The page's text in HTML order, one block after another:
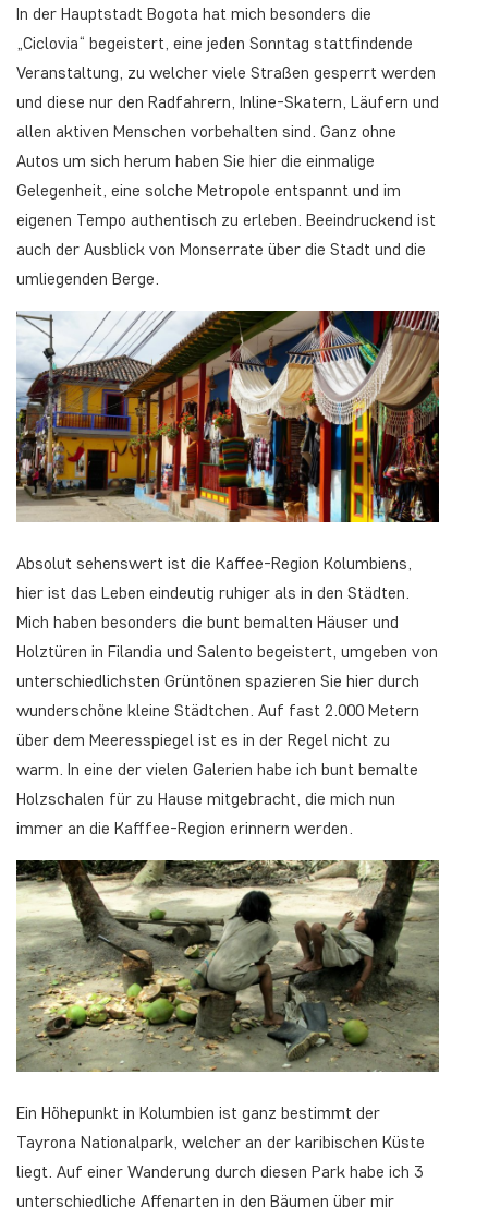
In der Hauptstadt Bogota hat mich besonders die
„Ciclovia“ begeistert, eine jeden Sonntag stattfindende
Veranstaltung, zu welcher viele Straßen gesperrt werden
und diese nur den Radfahrern, Inline-Skatern, Läufern und
allen aktiven Menschen vorbehalten sind. Ganz ohne
Autos um sich herum haben Sie hier die einmalige
Gelegenheit, eine solche Metropole entspannt und im
eigenen Tempo authentisch zu erleben. Beeindruckend ist
auch der Ausblick von Monserrate über die Stadt und die
umliegenden Berge.
Absolut sehenswert ist die Kaffee-Region Kolumbiens,
hier ist das Leben eindeutig ruhiger als in den Städten.
Mich haben besonders die bunt bemalten Häuser und
Holztüren in Filandia und Salento begeistert, umgeben von
unterschiedlichsten Grüntönen spazieren Sie hier durch
wunderschöne kleine Städtchen. Auf fast 2.000 Metern
über dem Meeresspiegel ist es in der Regel nicht zu
warm. In eine der vielen Galerien habe ich bunt bemalte
Holzschalen für zu Hause mitgebracht, die mich nun
immer an die Kafffee-Region erinnern werden.
Ein Höhepunkt in Kolumbien ist ganz bestimmt der
Tayrona Nationalpark, welcher an der karibischen Küste
liegt. Auf einer Wanderung durch diesen Park habe ich 3
unterschiedliche Affenarten in den Bäumen über mir